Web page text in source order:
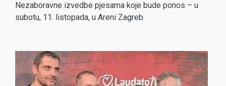
Nezaboravne izvedbe pjesama koje bude ponos – u
subotu, 11. listopada, u Areni Zagreb.